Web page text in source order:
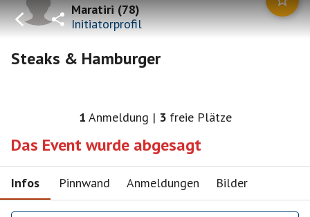
Maratiri(78)
Initiatorprofil
Steaks & Hamburger
1 Anmeldung | 3 freie Plätze
Das Event wurde abgesagt
Infos Pinnwand Anmeldungen Bilder